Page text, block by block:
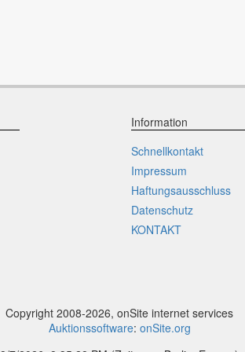
Information
Schnellkontakt
Impressum
Haftungsausschluss
Datenschutz
KONTAKT
Copyright 2008-2026, onSite internet services
Auktionssoftware: onSite.org